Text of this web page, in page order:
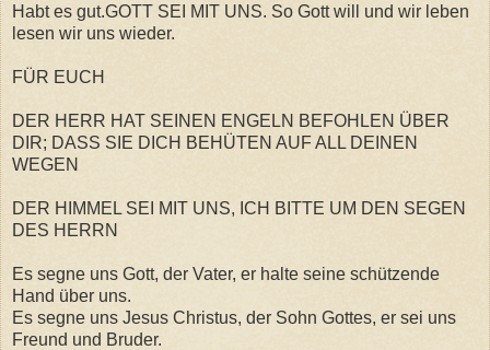
Habt es gut.GOTT SEI MIT UNS. So Gott will und wir leben
lesen wir uns wieder.
FÜR EUCH
DER HERR HAT SEINEN ENGELN BEFOHLEN ÜBER
DIR; DASS SIE DICH BEHÜTEN AUF ALL DEINEN
WEGEN
DER HIMMEL SEI MIT UNS, ICH BITTE UM DEN SEGEN
DES HERRN
Es segne uns Gott, der Vater, er halte seine schützende
Hand über uns.
Es segne uns Jesus Christus, der Sohn Gottes, er sei uns
Freund und Bruder.